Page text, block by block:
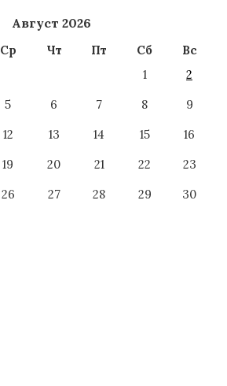
Август 2026
Ср Чт Пт Сб
Вс
1
2
5 6 7 8
9
12 13 14 15
16
19 20 21 22
23
26 27 28 29
30